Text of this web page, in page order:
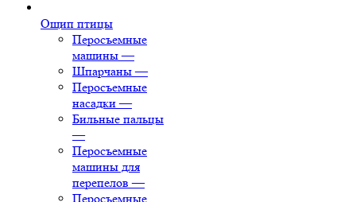
Ощип птицы
Перосъемные
машины —
Шпарчаны —
Перосъемные
насадки —
Бильные пальцы
—
Перосъемные
машины для
перепелов —
Перосъемные